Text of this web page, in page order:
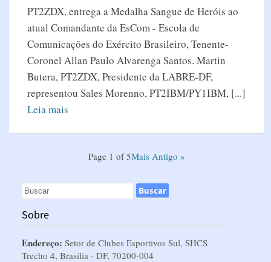
PT2ZDX, entrega a Medalha Sangue de Heróis ao
atual Comandante da EsCom - Escola de
Comunicações do Exército Brasileiro, Tenente-
Coronel Allan Paulo Alvarenga Santos. Martin
Butera, PT2ZDX, Presidente da LABRE-DF,
representou Sales Morenno, PT2IBM/PY1IBM, [...]
Leia mais
Page 1 of 5Mais Antigo »
Sobre
Endereço: Setor de Clubes Esportivos Sul, SHCS
Trecho 4, Brasília - DF, 70200-004